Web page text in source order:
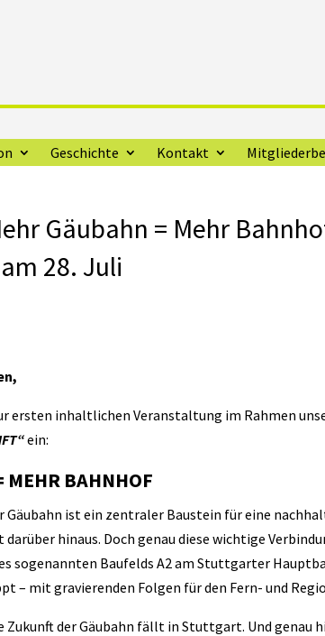
Geschichte Kontakt
Gäubahn = Mehr
28. Juli
ersten inhaltlichen Veranstaltung im Rahmen
ein:
MEHR BAHNHOF
Gäubahn ist ein zentraler Baustein für eine
darüber hinaus. Doch genau diese wichtige
sogenannten Baufelds A2 am Stuttgarter
– mit gravierenden Folgen für den Fern- und
Zukunft der Gäubahn fällt in Stuttgart. Und genau